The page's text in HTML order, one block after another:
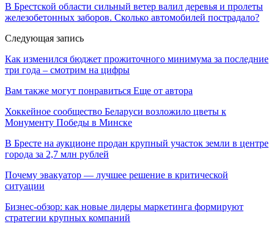
В Брестской области сильный ветер валил деревья и пролеты
железобетонных заборов. Сколько автомобилей пострадало?
Следующая запись
Как изменился бюджет прожиточного минимума за последние
три года – смотрим на цифры
Вам также могут понравиться Еще от автора
Хоккейное сообщество Беларуси возложило цветы к
Монументу Победы в Минске
В Бресте на аукционе продан крупный участок земли в центре
города за 2,7 млн рублей
Почему эвакуатор — лучшее решение в критической
ситуации
Бизнес-обзор: как новые лидеры маркетинга формируют
стратегии крупных компаний